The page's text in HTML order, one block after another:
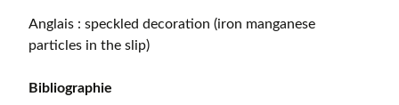
Anglais : speckled decoration (iron manganese
particles in the slip)
Bibliographie